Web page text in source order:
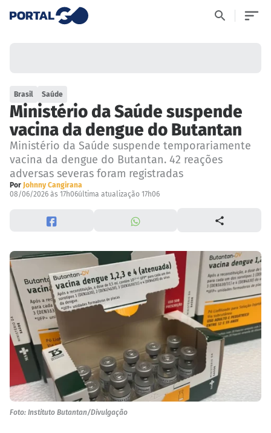
Brasil Saúde
Ministério da Saúde suspende
vacina da dengue do Butantan
Ministério da Saúde suspende temporariamente
vacina da dengue do Butantan. 42 reações
adversas severas foram registradas
Por Johnny Cangirana
08/06/2026 às 17h06última atualização 17h06
Foto: Instituto Butantan/Divulgação